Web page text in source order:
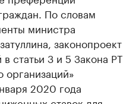
По словам
министра
законопроект
статьи 3 и 5 Закона РТ
2020 года